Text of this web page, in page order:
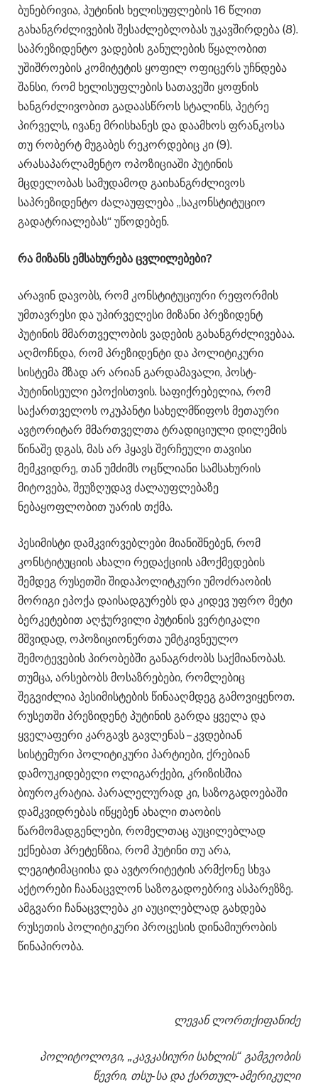
ბუნებრივია, პუტინის ხელისუფლების 16 წლით
გახანგრძლივების შესაძლებლობას უკავშირდება (8).
საპრეზიდენტო ვადების განულების წყალობით
უშიშროების კომიტეტის ყოფილ ოფიცერს უჩნდება
შანსი, რომ ხელისუფლების სათავეში ყოფნის
ხანგრძლივობით გადაასწროს სტალინს, პეტრე
პირველს, ივანე მრისხანეს და დაამხოს ფრანკოსა
თუ რობერტ მუგაბეს რეკორდებიც კი (9).
არასაპარლამენტო ოპოზიციაში პუტინის
მცდელობას სამუდამოდ გაიხანგრძლივოს
საპრეზიდენტო ძალაუფლება „საკონსტიტუციო
გადატრიალებას“ უწოდებენ.
რა მიზანს ემსახურება ცვლილებები?
არავინ დავობს, რომ კონსტიტუციური რეფორმის
უმთავრესი და უპირველესი მიზანი პრეზიდენტ
პუტინის მმართველობის ვადების გახანგრძლივებაა.
აღმოჩნდა, რომ პრეზიდენტი და პოლიტიკური
სისტემა მზად არ არიან გარდამავალი, პოსტ-
პუტინისეული ეპოქისთვის. საფიქრებელია, რომ
საქართველოს ოკუპანტი სახელმწიფოს მეთაური
ავტორიტარ მმართველთა ტრადიციული დილემის
წინაშე დგას, მას არ ჰყავს შერჩეული თავისი
მემკვიდრე, თან უმძიმს ოცწლიანი სამსახურის
მიტოვება, შეუზღუდავ ძალაუფლებაზე
ნებაყოფლობით უარის თქმა.
პესიმისტი დამკვირვებლები მიანიშნებენ, რომ
კონსტიტუციის ახალი რედაქციის ამოქმედების
შემდეგ რუსეთში შიდაპოლიტკური უმოძრაობის
მორიგი ეპოქა დაისადგურებს და კიდევ უფრო მეტი
ბერკეტებით აღჭურვილი პუტინის ვერტიკალი
მშვიდად, ოპოზიციონერთა უმტკივნეულო
შემოტევების პირობებში განაგრძობს საქმიანობას.
თუმცა, არსებობს მოსაზრებები, რომლებიც
შეგვიძლია პესიმისტების წინააღმდეგ გამოვიყენოთ.
რუსეთში პრეზიდენტ პუტინის გარდა ყველა და
ყველაფერი კარგავს გავლენას – კვდებიან
სისტემური პოლიტიკური პარტიები, ქრებიან
დამოუკიდებელი ოლიგარქები, კრიზისშია
ბიუროკრატია. პარალელურად კი, საზოგადოებაში
დამკვიდრებას იწყებენ ახალი თაობის
წარმომადგენლები, რომელთაც აუცილებლად
ექნებათ პრეტენზია, რომ პუტინი თუ არა,
ლეგიტიმაციისა და ავტორიტეტის არმქონე სხვა
აქტორები ჩაანაცვლონ საზოგადოებრივ ასპარეზზე.
ამგვარი ჩანაცვლება კი აუცილებლად გახდება
რუსეთის პოლიტიკური პროცესის დინამიურობის
წინაპირობა.
ლევან ლორთქიფანიძე
პოლიტოლოგი, „კავკასიური სახლის“ გამგეობის
წევრი, თსუ-სა და ქართულ-ამერიკული